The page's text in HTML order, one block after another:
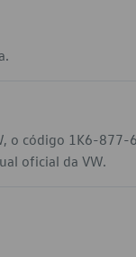
o código 1K6-
oficial da VW.